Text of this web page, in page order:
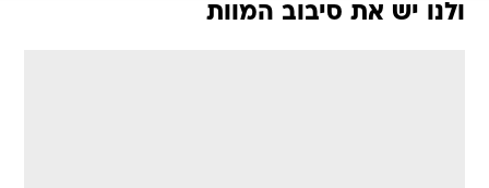
ולנו יש את סיבוב המוות